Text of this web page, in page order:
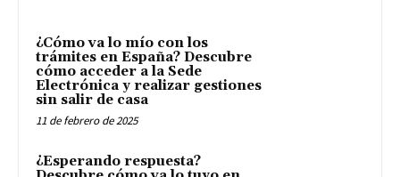
¿Cómo va lo mío con los
trámites en España? Descubre
cómo acceder a la Sede
Electrónica y realizar gestiones
sin salir de casa
11 de febrero de 2025
¿Esperando respuesta?